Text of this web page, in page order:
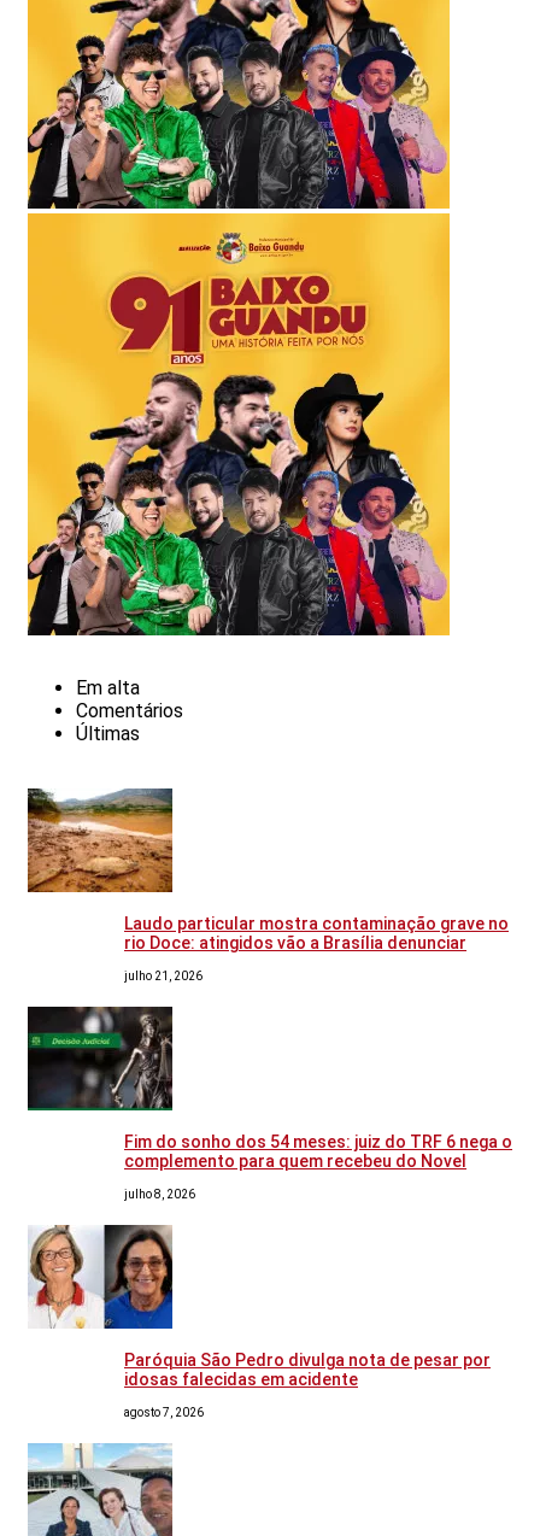
Em alta
Comentários
Últimas
Laudo particular mostra contaminação grave no
rio Doce: atingidos vão a Brasília denunciar
julho 21, 2026
Fim do sonho dos 54 meses: juiz do TRF 6 nega o
complemento para quem recebeu do Novel
julho 8, 2026
Paróquia São Pedro divulga nota de pesar por
idosas falecidas em acidente
agosto 7, 2026